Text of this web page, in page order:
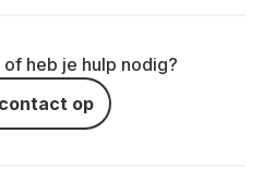
heb je hulp nodig?
op